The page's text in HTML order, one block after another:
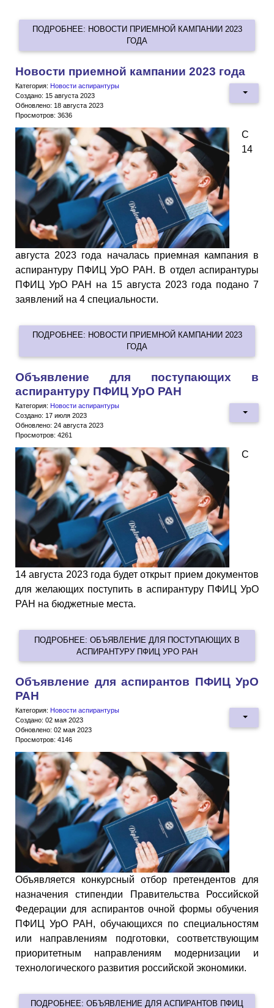
ПОДРОБНЕЕ: НОВОСТИ ПРИЕМНОЙ КАМПАНИИ 2023
ГОДА
Новости приемной кампании 2023 года
Категория: Новости аспирантуры
Создано: 15 августа 2023
Обновлено: 18 августа 2023
Просмотров: 3636
С
14
августа 2023 года началась приемная кампания в
аспирантуру ПФИЦ УрО РАН. В отдел аспирантуры
ПФИЦ УрО РАН на 15 августа 2023 года подано 7
заявлений на 4 специальности.
ПОДРОБНЕЕ: НОВОСТИ ПРИЕМНОЙ КАМПАНИИ 2023
ГОДА
Объявление для поступающих в
аспирантуру ПФИЦ УрО РАН
Категория: Новости аспирантуры
Создано: 17 июля 2023
Обновлено: 24 августа 2023
Просмотров: 4261
С
14 августа 2023года будет открыт прием документов
для желающих поступить в аспирантуру ПФИЦ УрО
РАН на бюджетные места.
ПОДРОБНЕЕ: ОБЪЯВЛЕНИЕ ДЛЯ ПОСТУПАЮЩИХ В
АСПИРАНТУРУ ПФИЦ УРО РАН
Объявление для аспирантов ПФИЦ УрО
РАН
Категория: Новости аспирантуры
Создано: 02 мая 2023
Обновлено: 02 мая 2023
Просмотров: 4146
Объявляется конкурсный отбор претендентов для
назначения стипендии Правительства Российской
Федерации для аспирантов очной формы обучения
ПФИЦ УрО РАН, обучающихся по специальностям
или направлениям подготовки, соответствующим
приоритетным направлениям модернизации и
технологического развития российской экономики.
ПОДРОБНЕЕ: ОБЪЯВЛЕНИЕ ДЛЯ АСПИРАНТОВ ПФИЦ